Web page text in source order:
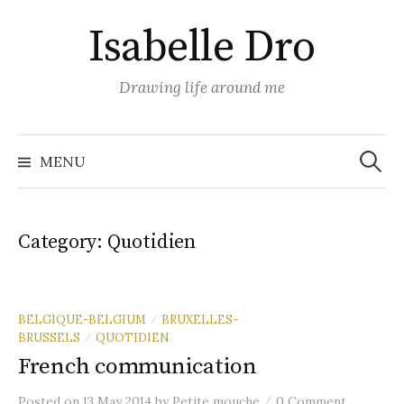
Isabelle Dro
Drawing life around me
MENU
Search
for:
Category: Quotidien
BELGIQUE-BELGIUM / BRUXELLES-
BRUSSELS
/ QUOTIDIEN
French communication
/